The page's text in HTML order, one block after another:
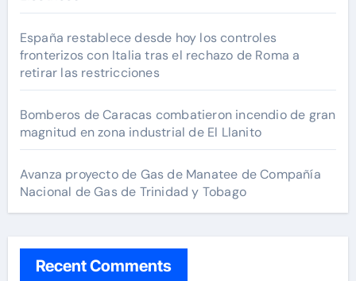
España restablece desde hoy los controles
fronterizos con Italia tras el rechazo de Roma a
retirar las restricciones
Bomberos de Caracas combatieron incendio de gran
magnitud en zona industrial de El Llanito
Avanza proyecto de Gas de Manatee de Compañía
Nacional de Gas de Trinidad y Tobago
Recent Comments